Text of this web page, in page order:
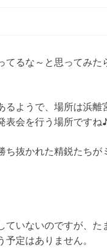
るな～と思ってみた
ようで、場所は浜離
表会を行う場所ですね
抜かれた精鋭たちが
いないのですが、た
定はありません。